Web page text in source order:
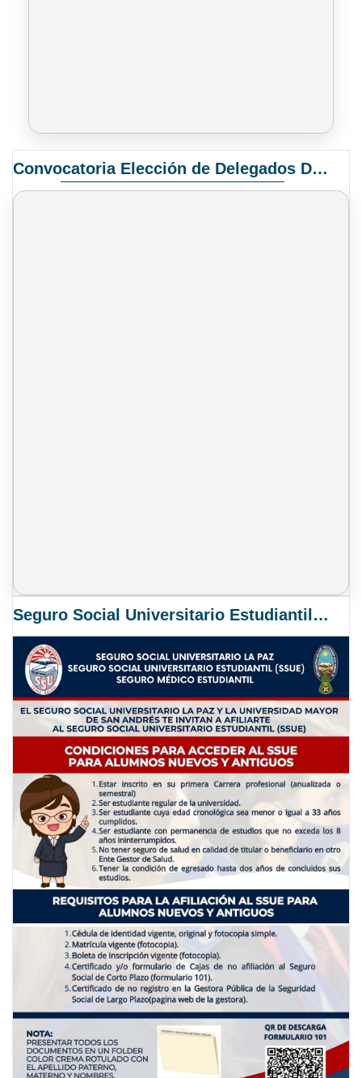
Convocatoria Elección de Delegados Docentes para el XIV Congreso Nacional de Universidades
Seguro Social Universitario Estudiantil SSUE